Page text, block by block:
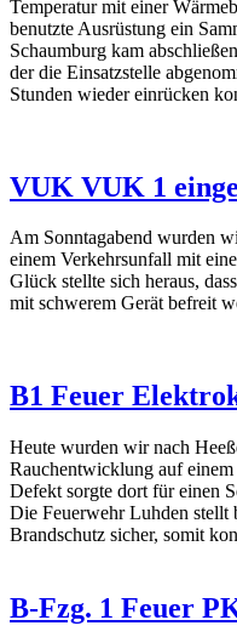
Temperatur mit einer
benutzte Ausrüstung ein
Schaumburg kam
der die Einsatzstelle
Stunden wieder einrücken
VUK VUK 1
Am Sonntagabend wurden
einem Verkehrsunfall mit
Glück stellte sich heraus,
mit schwerem Gerät befreit
B1 Feuer
Heute wurden wir nach
Rauchentwicklung auf
Defekt sorgte dort für einen
Die Feuerwehr Luhden stellt
Brandschutz sicher, somit
B-Fzg. 1 Feuer